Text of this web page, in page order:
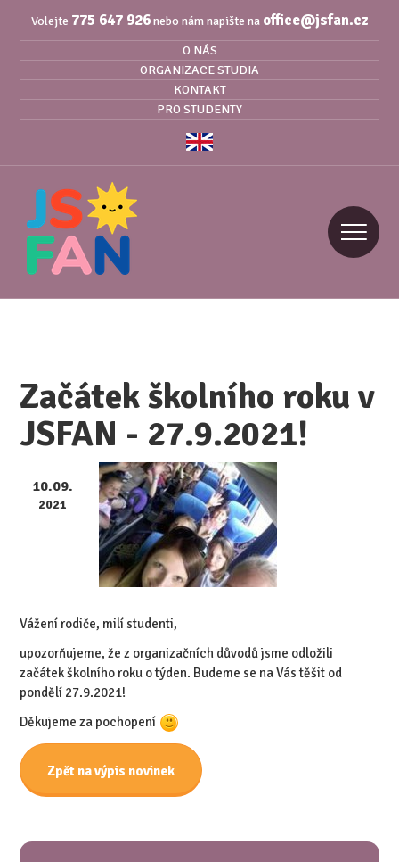
Volejte 775 647 926nebo nám napište na office@jsfan.cz
O NÁS
ORGANIZACE STUDIA
KONTAKT
PRO STUDENTY
Začátek školního roku v
JSFAN - 27.9.2021!
10.09.
2021
Vážení rodiče, milí studenti,
upozorňujeme, že z organizačních důvodů jsme odložili
začátek školního roku o týden. Budeme se na Vás těšit od
pondělí 27.9.2021!
Děkujeme za pochopení
Zpět na výpis novinek